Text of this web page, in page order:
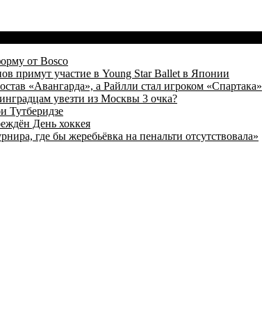
от Bosco
примут участие в Young Star Ballet в Японии
«Авангарда», а Райлли стал игроком «Спартака»
увезти из Москвы 3 очка?
Тутберидзе
День хоккея
где бы жеребьёвка на пенальти отсутствовала»